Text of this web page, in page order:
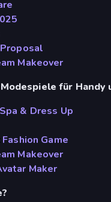
Makeover
für Handy
& Dress Up
Game
Makeover
Maker